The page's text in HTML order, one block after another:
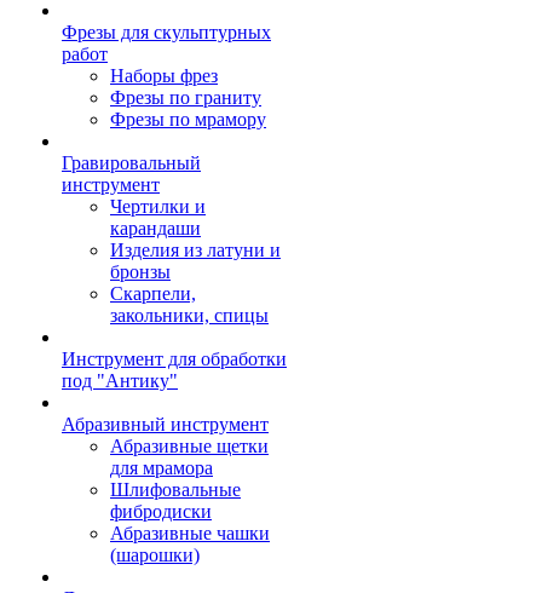
Фрезы для скульптурных
работ
Наборы фрез
Фрезы по граниту
Фрезы по мрамору
Гравировальный
инструмент
Чертилки и
карандаши
Изделия из латуни и
бронзы
Скарпели,
закольники, спицы
Инструмент для обработки
под "Антику"
Абразивный инструмент
Абразивные щетки
для мрамора
Шлифовальные
фибродиски
Абразивные чашки
(шарошки)